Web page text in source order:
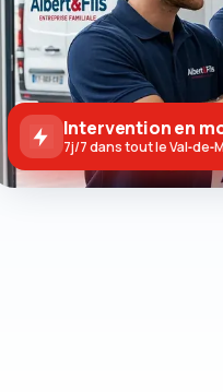
Intervention en
7j/7 dans tout le